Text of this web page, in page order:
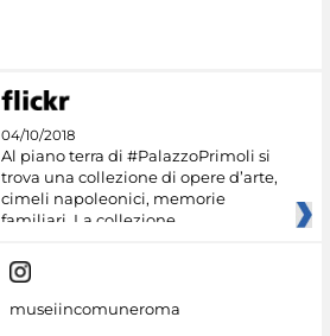
04/10/2018
Al piano terra di #PalazzoPrimoli si
trova una collezione di opere d’arte,
cimeli napoleonici, memorie
familiari. La collezione
museiincomuneroma